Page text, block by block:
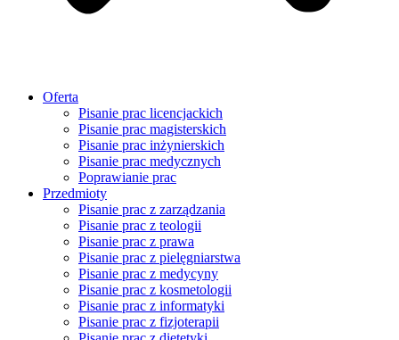
Oferta
Pisanie prac licencjackich
Pisanie prac magisterskich
Pisanie prac inżynierskich
Pisanie prac medycznych
Poprawianie prac
Przedmioty
Pisanie prac z zarządzania
Pisanie prac z teologii
Pisanie prac z prawa
Pisanie prac z pielęgniarstwa
Pisanie prac z medycyny
Pisanie prac z kosmetologii
Pisanie prac z informatyki
Pisanie prac z fizjoterapii